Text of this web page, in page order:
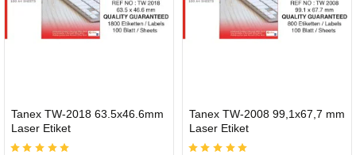
GÖNDERİ
Tanex TW-2018 63.5x46.6mm
Laser Etiket
GÖNDERİ
Tanex TW-2008 99,1x67,7 mm
Laser Etiket